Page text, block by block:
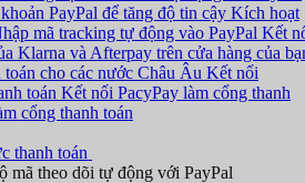
PayPal để tăng độ tin cậy Kích hoạt
mã tracking tự động vào PayPal Kết
Klarna và Afterpay trên cửa hàng của
cho các nước Châu Âu Kết nối
toán Kết nối PacyPay làm cổng thanh
cổng thanh toán
thanh toán
mã theo dõi tự động với PayPal